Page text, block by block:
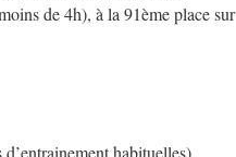
de 4h), à la 91ème place sur
d’entrainement habituelles).